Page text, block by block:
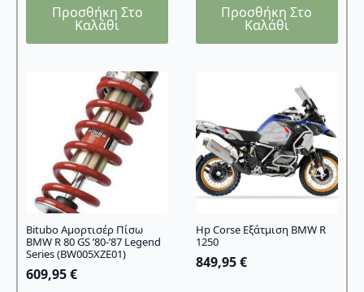
Προσθήκη Στο
Καλάθι
Προσθήκη Στο
Καλάθι
Bitubo Αμορτισέρ Πίσω
BMW R 80 GS ’80-’87 Legend
Series (BW005XZE01)
609,95€
Hp Corse Εξάτμιση BMW R
1250
849,95€